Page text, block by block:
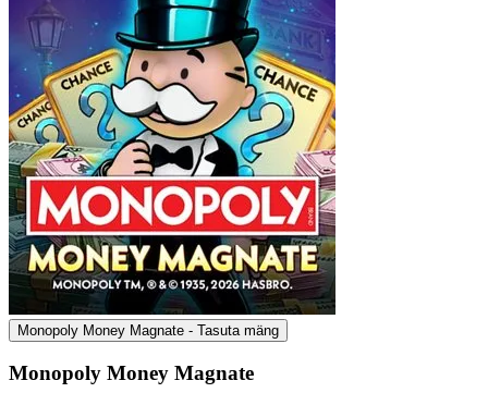
Monopoly Money Magnate - Tasuta mäng
Monopoly Money Magnate